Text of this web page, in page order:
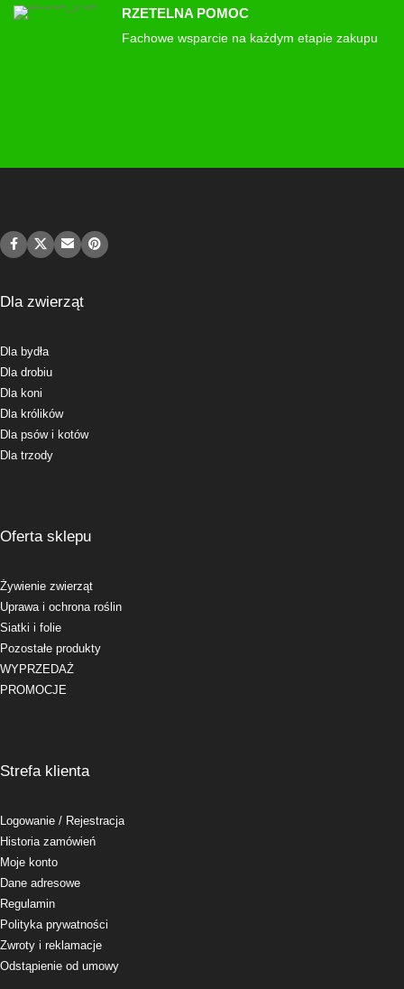
RZETELNA POMOC
Fachowe wsparcie na każdym etapie zakupu
Dla zwierząt
Dla bydła
Dla drobiu
Dla koni
Dla królików
Dla psów i kotów
Dla trzody
Oferta sklepu
Żywienie zwierząt
Uprawa i ochrona roślin
Siatki i folie
Pozostałe produkty
WYPRZEDAŻ
PROMOCJE
Strefa klienta
Logowanie / Rejestracja
Historia zamówień
Moje konto
Dane adresowe
Regulamin
Polityka prywatności
Zwroty i reklamacje
Odstąpienie od umowy